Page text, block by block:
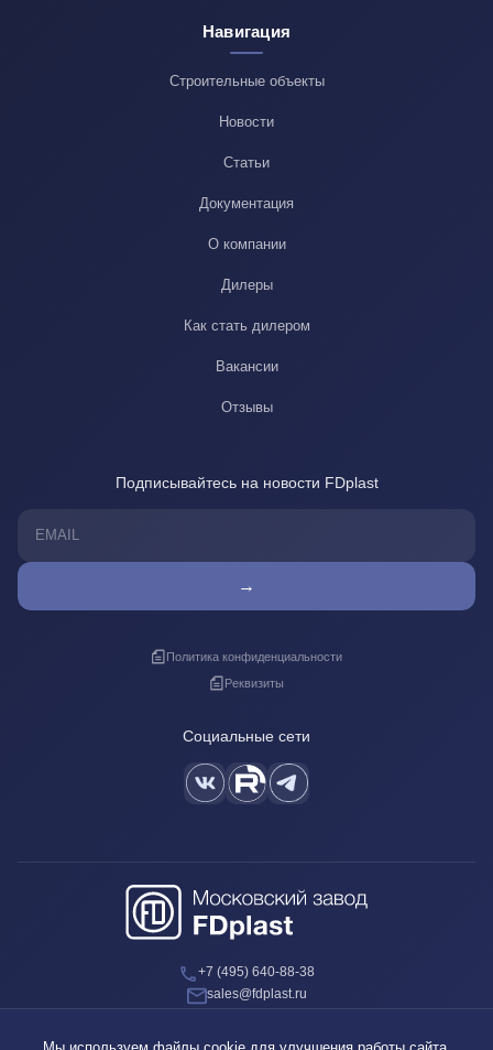
Навигация
Строительные объекты
Новости
Статьи
Документация
О компании
Дилеры
Как стать дилером
Вакансии
Отзывы
Подписывайтесь на новости FDplast
→
Политика конфиденциальности
Реквизиты
Социальные сети
+7 (495) 640-88-38
sales@fdplast.ru